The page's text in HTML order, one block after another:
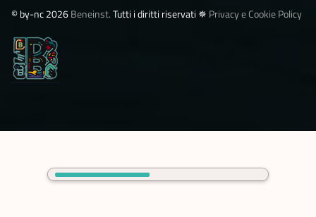
©️ by-nc 2026Beneinst.Tutti i diritti riservati ✵ Privacy e Cookie Policy